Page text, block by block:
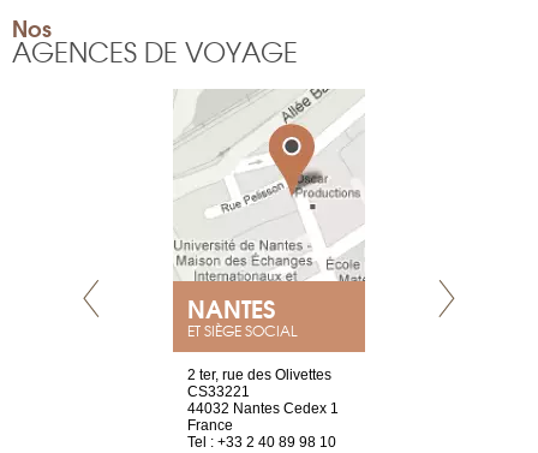
Nos
AGENCES DE VOYAGE
NANTES
ET SIÈGE SOCIAL
2 ter, rue des Olivettes
CS33221
44032 Nantes Cedex 1
France
Tel : +33 2 40 89 98 10